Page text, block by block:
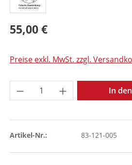
55,00 €
Preise exkl. MwSt. zzgl.
Produkt Anzahl: Gib
In
Artikel-Nr.: 83-121-005